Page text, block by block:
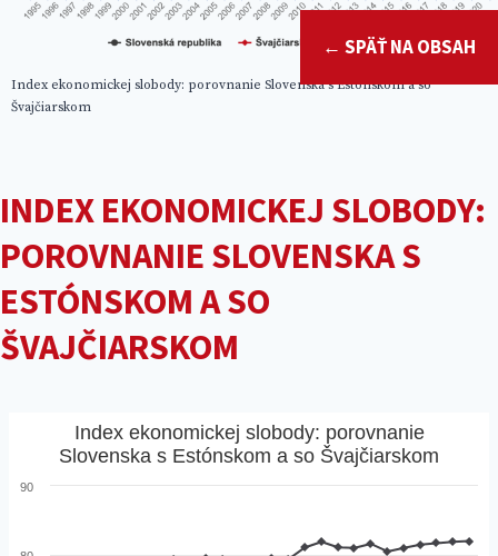
← SPÄŤ NA OBSAH
Index ekonomickej slobody: porovnanie Slovenska s Estónskom a so
Švajčiarskom
INDEX EKONOMICKEJ SLOBODY:
POROVNANIE SLOVENSKA S
ESTÓNSKOM A SO
ŠVAJČIARSKOM